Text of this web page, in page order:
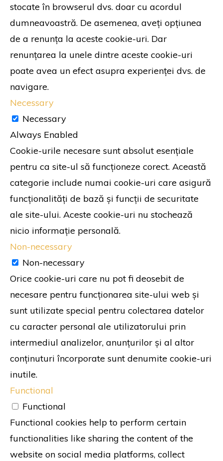
stocate în browserul dvs. doar cu acordul
dumneavoastră. De asemenea, aveți opțiunea
de a renunța la aceste cookie-uri. Dar
renunțarea la unele dintre aceste cookie-uri
poate avea un efect asupra experienței dvs. de
navigare.
Necessary
Necessary
Always Enabled
Cookie-urile necesare sunt absolut esențiale
pentru ca site-ul să funcționeze corect. Această
categorie include numai cookie-uri care asigură
funcționalități de bază și funcții de securitate
ale site-ului. Aceste cookie-uri nu stochează
nicio informație personală.
Non-necessary
Non-necessary
Orice cookie-uri care nu pot fi deosebit de
necesare pentru funcționarea site-ului web și
sunt utilizate special pentru colectarea datelor
cu caracter personal ale utilizatorului prin
intermediul analizelor, anunțurilor și al altor
conținuturi încorporate sunt denumite cookie-uri
inutile.
Functional
Functional
Functional cookies help to perform certain
functionalities like sharing the content of the
website on social media platforms, collect